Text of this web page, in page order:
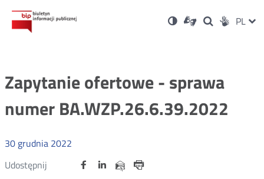
Ustawienia
Wersja
kontrastowa
Dla
niesłyszących
OtwórzOtwórz
w
Otwórz
w
Social PL
Zapytanie ofertowe - sprawa
numer BA.WZP.26.6.39.2022
30 grudnia 2022
Udostępnij
Udostępnij
Otwórz Udostępnij
na
OtwórzUdostępnij
na
OtwórzUdostępnij
przez